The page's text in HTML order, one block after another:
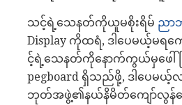
သင့်ရဲ့သေနတ်ကိုယူမစိုးရိမ် ညာ
Display ကိုထရံ, ဒါပေမယ့်မရက
င့်ရဲ့သေနတ်ကိုနောက်ကွယ်မှဖေါ်ပ
pegboard ရှိသည်ဖို့, ဒါပေမ
ဘုတ်အဖွဲ့၏နယ်နိမိတ်ကျော်လွန်က